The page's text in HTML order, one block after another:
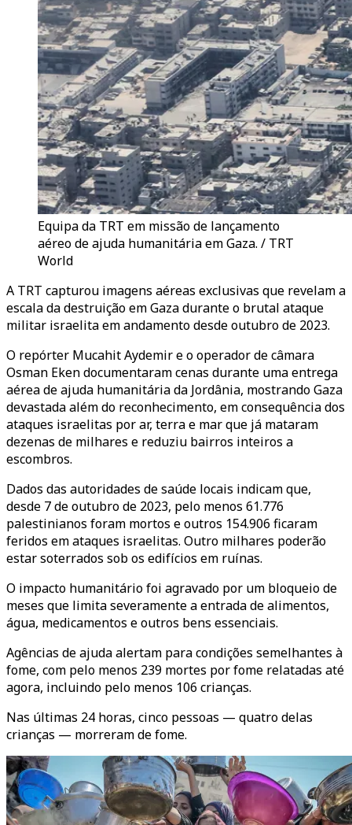
Equipa da TRT em missão de lançamento
aéreo de ajuda humanitária em Gaza. / TRT
World
A TRT capturou imagens aéreas exclusivas que revelam a
escala da destruição em Gaza durante o brutal ataque
militar israelita em andamento desde outubro de 2023.
O repórter Mucahit Aydemir e o operador de câmara
Osman Eken documentaram cenas durante uma entrega
aérea de ajuda humanitária da Jordânia, mostrando Gaza
devastada além do reconhecimento, em consequência dos
ataques israelitas por ar, terra e mar que já mataram
dezenas de milhares e reduziu bairros inteiros a
escombros.
Dados das autoridades de saúde locais indicam que,
desde 7 de outubro de 2023, pelo menos 61.776
palestinianos foram mortos e outros 154.906 ficaram
feridos em ataques israelitas. Outro milhares poderão
estar soterrados sob os edifícios em ruínas.
O impacto humanitário foi agravado por um bloqueio de
meses que limita severamente a entrada de alimentos,
água, medicamentos e outros bens essenciais.
Agências de ajuda alertam para condições semelhantes à
fome, com pelo menos 239 mortes por fome relatadas até
agora, incluindo pelo menos 106 crianças.
Nas últimas 24 horas, cinco pessoas — quatro delas
crianças — morreram de fome.